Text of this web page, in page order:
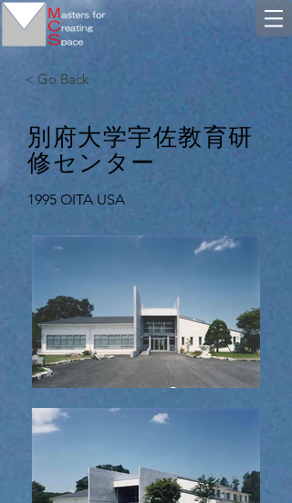
< Go Back
​別府大学宇佐教育研
修センター
1995 OITA USA